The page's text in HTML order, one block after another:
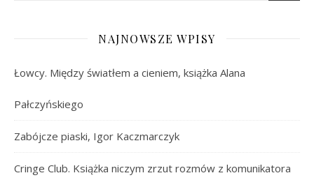
NAJNOWSZE WPISY
Łowcy. Między światłem a cieniem, książka Alana
Pałczyńskiego
Zabójcze piaski, Igor Kaczmarczyk
Cringe Club. Książka niczym zrzut rozmów z komunikatora